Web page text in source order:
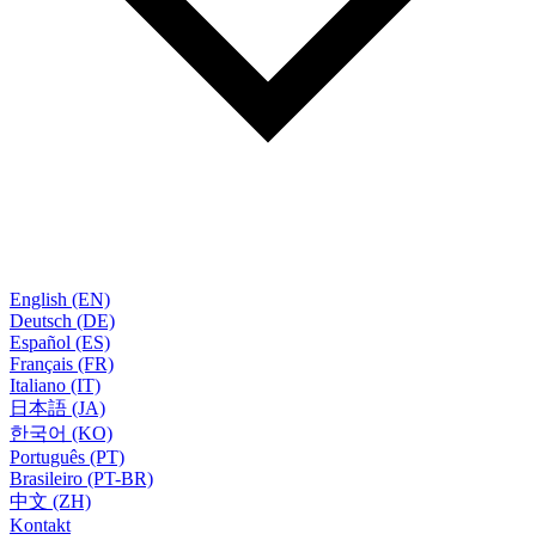
English (EN)
Deutsch (DE)
Español (ES)
Français (FR)
Italiano (IT)
日本語 (JA)
한국어 (KO)
Português (PT)
Brasileiro (PT-BR)
中文 (ZH)
Kontakt